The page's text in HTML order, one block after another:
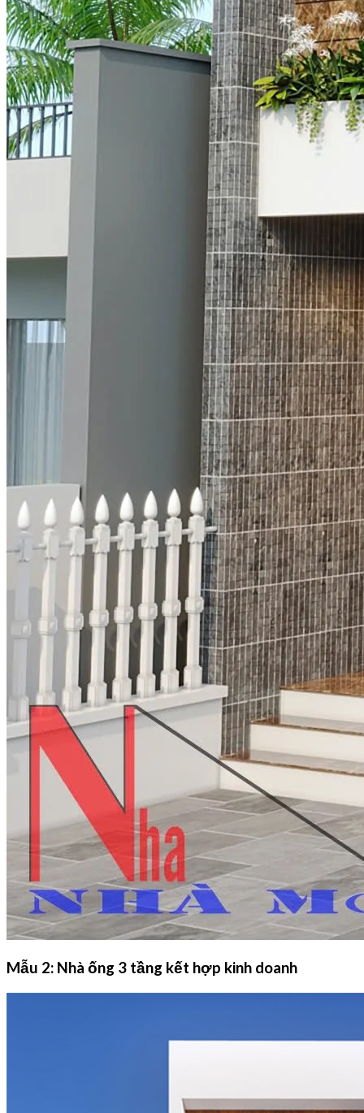
Mẫu 2: Nhà ống 3 tầng kết hợp kinh doanh